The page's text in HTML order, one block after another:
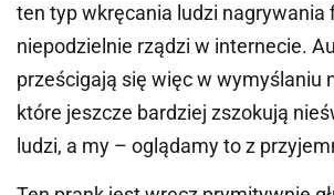
ten typ wkręcania ludzi nagrywania
niepodzielnie rządzi w internecie.
prześcigają się więc w wymyślaniu
które jeszcze bardziej zszokują
ludzi, a my – oglądamy to z